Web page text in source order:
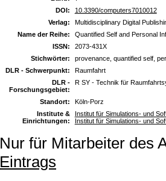
DOI:
10.3390/computers7010012
Verlag:
Multidisciplinary Digital
Name der Reihe:
Quantified Self and Personal
ISSN:
2073-431X
Stichwörter:
provenance, quantified self,
DLR - Schwerpunkt:
Raumfahrt
DLR -
Forschungsgebiet:
R SY - Technik für
Standort:
Köln-Porz
Institute &
Einrichtungen:
Institut für Simulations- und
Institut für Simulations- und
Nur für Mitarbeiter des
Eintrags